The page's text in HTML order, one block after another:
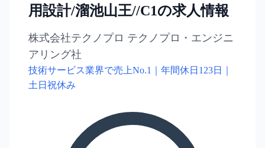
用設計/溜池山王//C1の求人情報
株式会社テクノプロ テクノプロ・エンジニ
アリング社
技術サービス業界で売上No.1｜年間休日123日｜
土日祝休み